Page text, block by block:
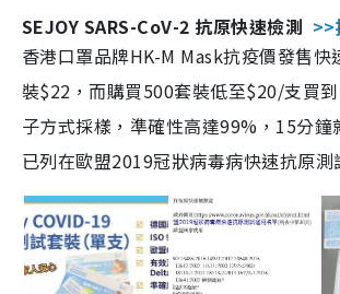
SEJOY SARS-CoV-2 抗原快速檢測 >>
香港口罩品牌HK-M Mask抗疫價發售快
裝$22，而購買500套裝低至$20/支買
子方式採樣，準確性高達99%，15分鐘
已列在歐盟2019冠狀病毒病快速抗原測